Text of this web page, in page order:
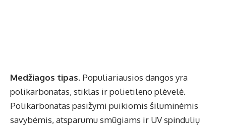
Medžiagos tipas. Populiariausios dangos yra
polikarbonatas, stiklas ir polietileno plėvelė.
Polikarbonatas pasižymi puikiomis šiluminėmis
savybėmis, atsparumu smūgiams ir UV spindulių